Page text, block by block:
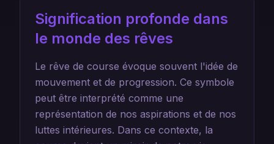
Signification profonde dans
le monde des rêves
Le rêve de course évoque souvent l'idée de
mouvement et de progression. Ce symbole
peut être interprété comme une
représentation de nos aspirations et de nos
luttes intérieures. Dans ce contexte, la